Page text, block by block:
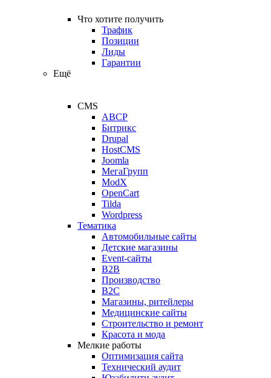
Что хотите получить
Трафик
Позиции
Лиды
Гарантии
Ещё
CMS
ABCP
Битрикс
Drupal
HostCMS
Joomla
МегаГрупп
ModX
OpenCart
Tilda
Wordpress
Тематика
Автомобильные сайты
Детские магазины
Event-сайты
B2B
Производство
B2C
Магазины, ритейлеры
Медицинские сайты
Строительство и ремонт
Красота и мода
Мелкие работы
Оптимизация сайта
Технический аудит